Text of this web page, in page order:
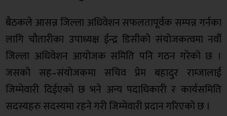
बैठकले आसन्न जिल्ला अधिवेशन सफलतापूर्वक सम्पन्न गर्नका
लागि चौतारीका उपाध्यक्ष ईन्द्र डिसीको संयोजकत्वमा नवौँ
जिल्ला अधिवेशन आयोजक समिति पनि गठन गरेको छ ।
जसको सह–संयोजकमा सचिव प्रेम बहादुर राम्जालाई
जिम्मेवारी दिईएको छ भने अन्य पदाधिकारी र कार्यसमिति
सदस्यहरु सदस्यमा रहने गरी जिम्मेवारी प्रदान गरिएको छ ।